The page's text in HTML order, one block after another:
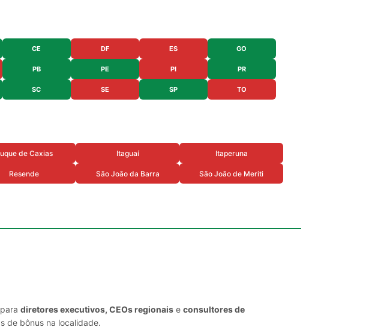
CE DF ES GO
PB PE PI PR
SC SE SP TO
de Caxias Itaguaí Itaperuna
Resende São João da Barra São João de Meriti
diretores executivos, CEOs regionais e consultores de
de bônus na localidade.